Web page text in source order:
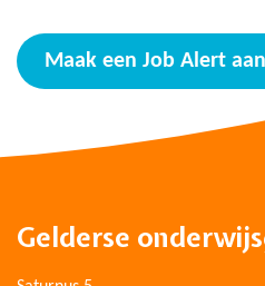
Maak een Job Alert aan
Gelderse